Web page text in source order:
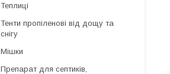
Теплиці
Тенти пропіленові від дощу та
снігу
Мішки
Препарат для септиків,